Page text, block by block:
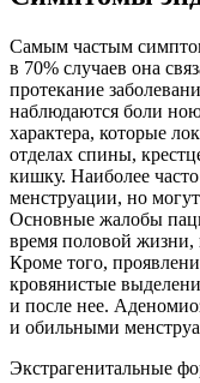
Самым частым
в 70% случаев она
протекание
наблюдаются боли
характера, которые
отделах спины,
кишку. Наиболее
менструации, но
Основные жалобы
время половой
Кроме того,
кровянистые
и после нее.
и обильными
Экстрагенитальные